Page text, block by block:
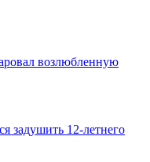
возлюбленную
задушить 12-летнего